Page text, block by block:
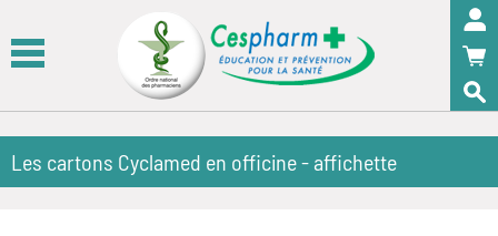
Les cartons Cyclamed en officine - affichette